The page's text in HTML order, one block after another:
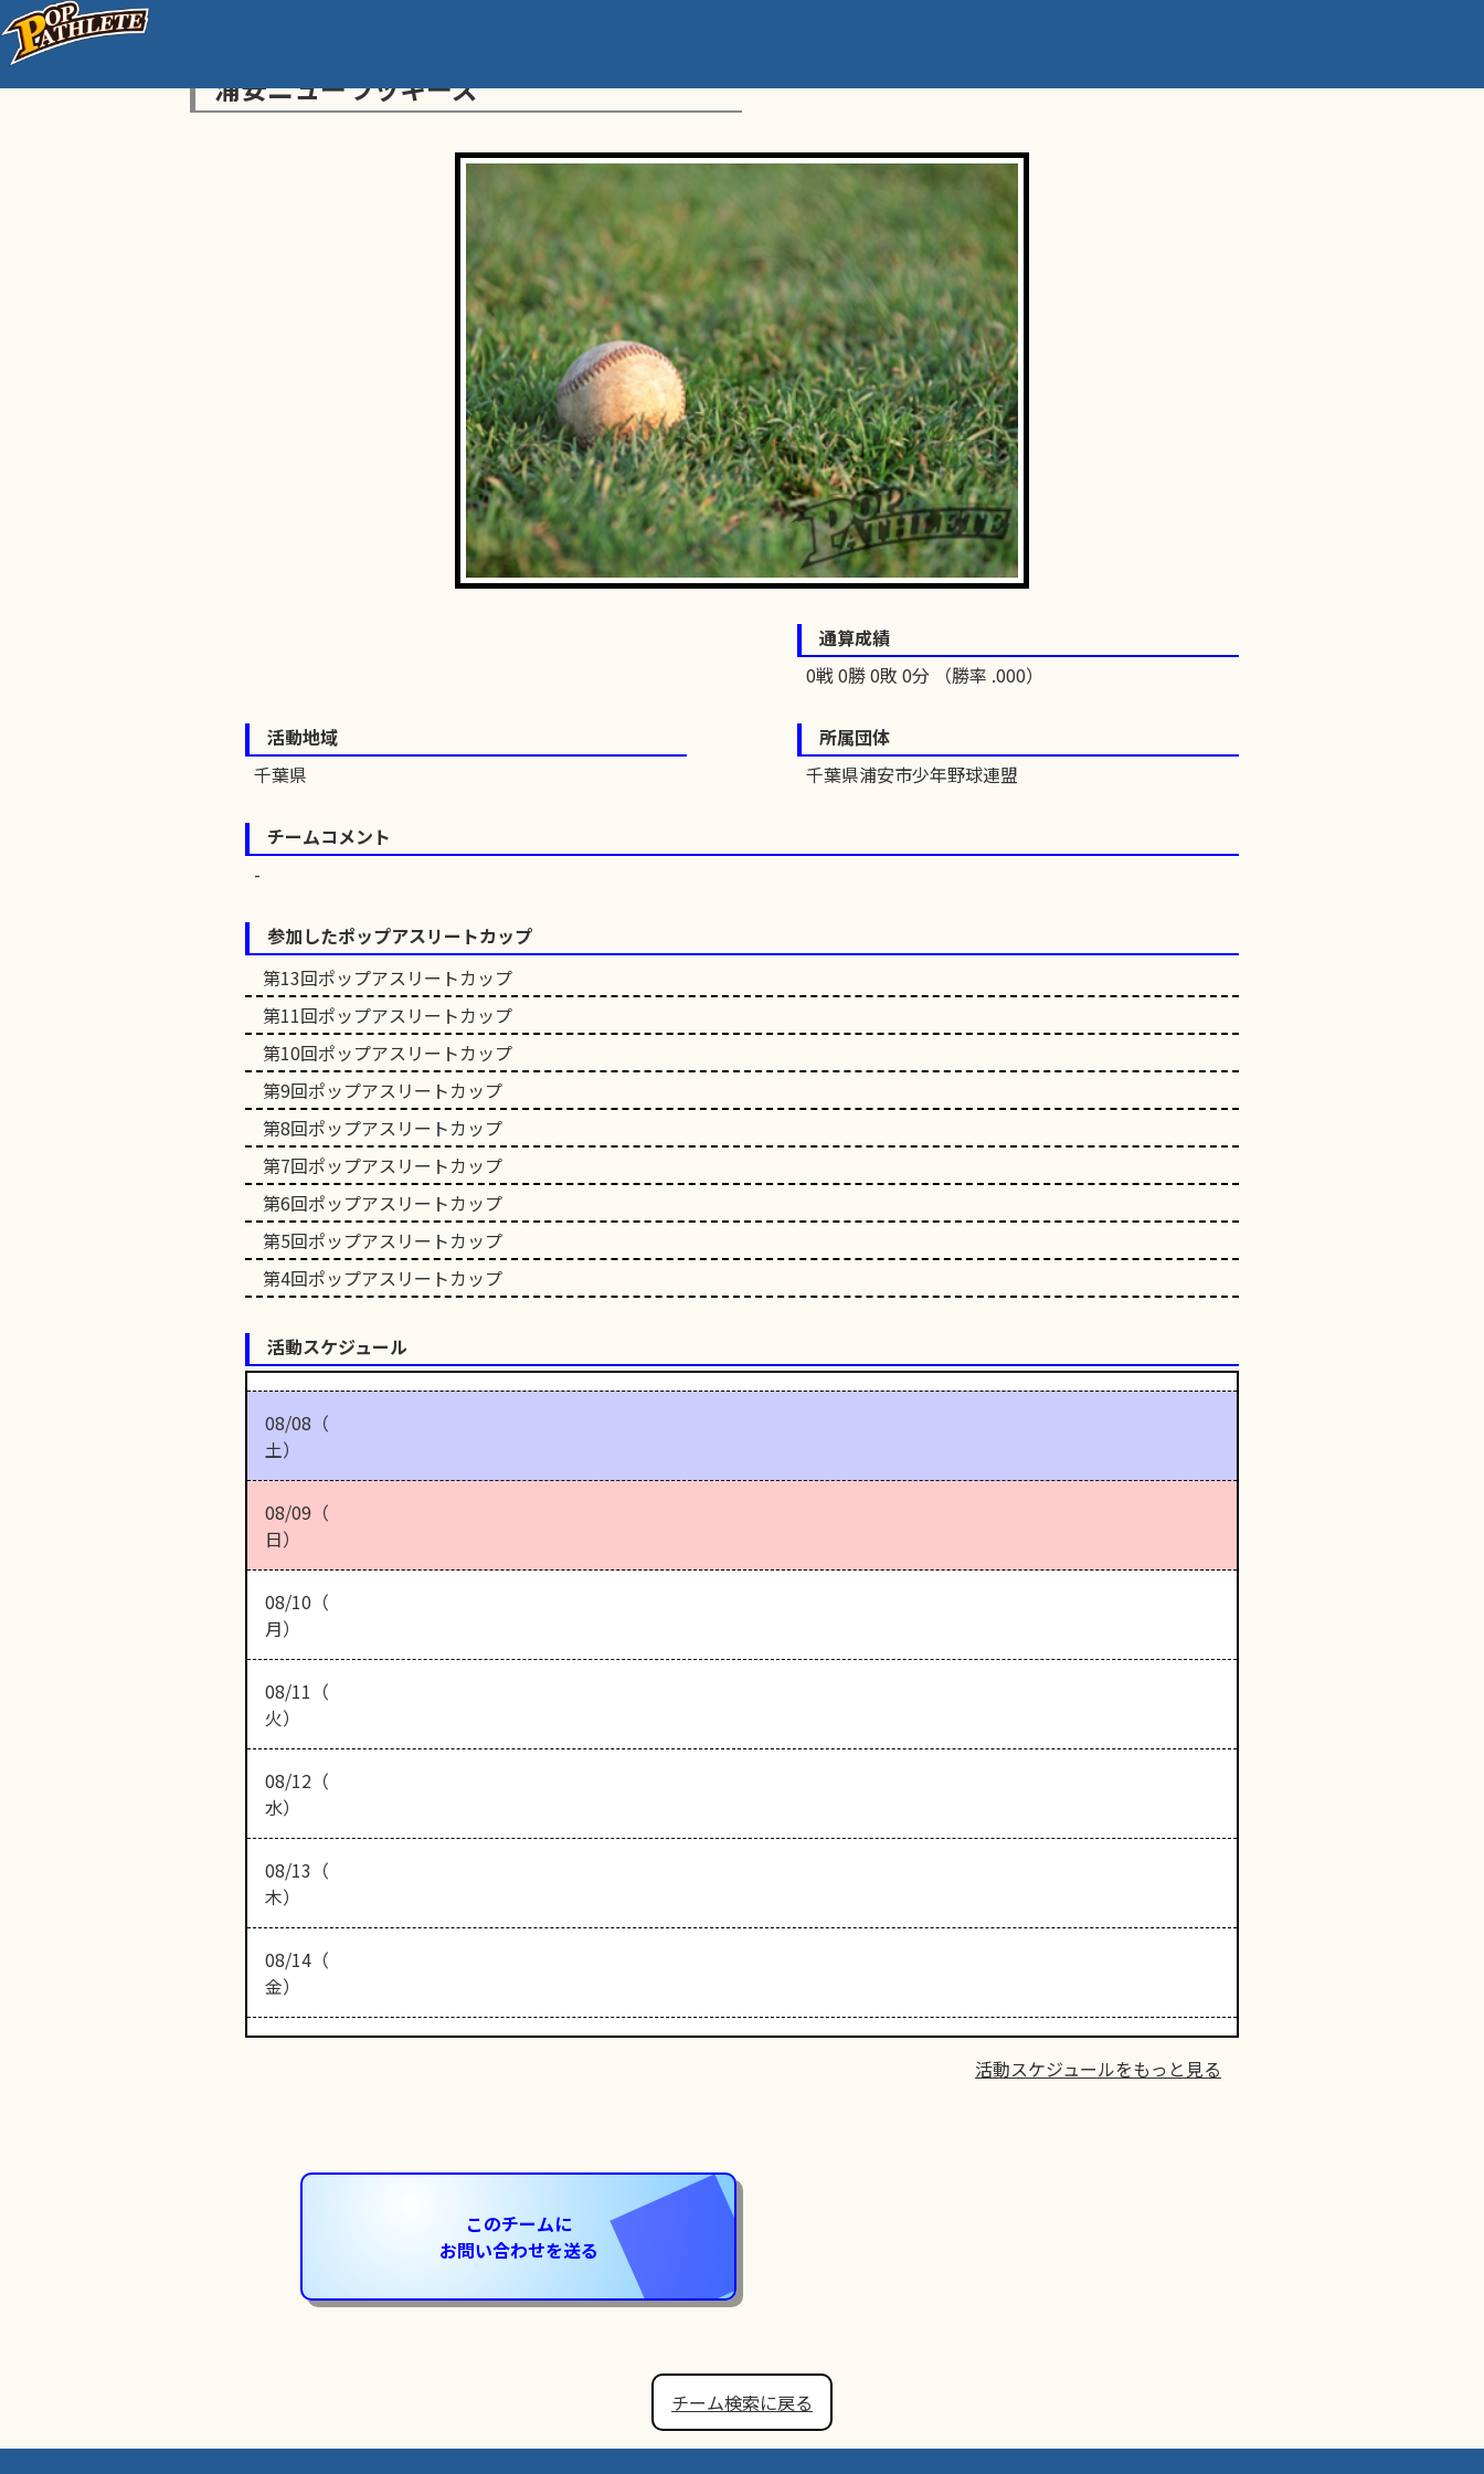
浦安ニューラッキーズ
通算成績
0戦 0勝 0敗 0分 （勝率 .000）
活動地域
千葉県
所属団体
千葉県浦安市少年野球連盟
チームコメント
参加したポップアスリートカップ
第13回ポップアスリートカップ
第11回ポップアスリートカップ
第10回ポップアスリートカップ
第9回ポップアスリートカップ
第8回ポップアスリートカップ
第7回ポップアスリートカップ
第6回ポップアスリートカップ
第5回ポップアスリートカップ
第4回ポップアスリートカップ
活動スケジュール
08/08（
土）
08/09（
日）
08/10（
月）
08/11（
火）
08/12（
水）
08/13（
木）
08/14（
金）
活動スケジュールをもっと見る
このチームに
お問い合わせを送る
チーム検索に戻る